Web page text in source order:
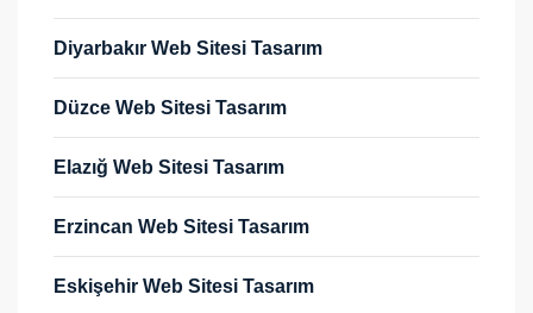
Diyarbakır Web Sitesi Tasarım
Düzce Web Sitesi Tasarım
Elazığ Web Sitesi Tasarım
Erzincan Web Sitesi Tasarım
Eskişehir Web Sitesi Tasarım